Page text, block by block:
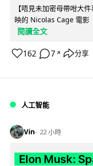
【唔見未加密母帶咁大
映的 Nicolas Cage 電影
閱讀全文
162 7 ↗ 分享
人工智能
Vin 22 小時
Elon Musk: